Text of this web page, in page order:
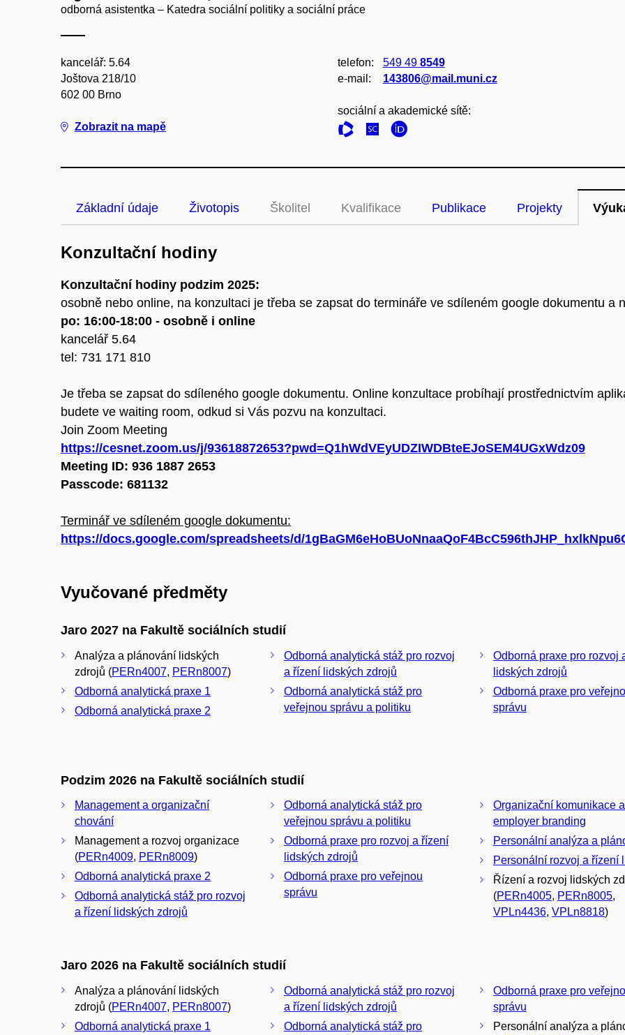
odborná asistentka – Katedra sociální politiky a sociální práce
kancelář: 5.64
Joštova 218/10
602 00 Brno
Zobrazit na mapě
telefon: 549 49 8549
e‑mail:
143806@mail.muni.cz
sociální a akademické sítě:
Základní údaje Životopis Školitel Kvalifikace Publikace Projekty
Konzultační hodiny
Konzultační hodiny podzim 2025:
osobně nebo online, na konzultaci je třeba se zapsat do termináře ve sdíleném google dokumentu a
po: 16:00-18:00 - osobně i online
kancelář 5.64
tel: 731 171 810
Je třeba se zapsat do sdíleného google dokumentu. Online konzultace probíhají prostřednictvím
budete ve waiting room, odkud si Vás pozvu na konzultaci.
Join Zoom Meeting
https://cesnet.zoom.us/j/93618872653?pwd=Q1hWdVEyUDZIWDBteEJoSEM4UGxWdz09
Meeting ID: 936 1887 2653
Passcode: 681132
Terminář ve sdíleném google dokumentu:
https://docs.google.com/spreadsheets/d/
Vyučované předměty
Jaro 2027 na Fakultě sociálních studií
Analýza a plánování lidských
zdrojů (PERn4007, PERn8007)
Odborná analytická praxe 1
Odborná analytická praxe 2
Odborná analytická stáž pro rozvoj
a řízení lidských zdrojů
Odborná analytická stáž pro
veřejnou správu a politiku
Odborná praxe pro rozvoj
lidských zdrojů
Odborná praxe pro
správu
Podzim 2026 na Fakultě sociálních studií
Management a organizační
chování
Management a rozvoj organizace
(PERn4009, PERn8009)
Odborná analytická praxe 2
Odborná analytická stáž pro rozvoj
a řízení lidských zdrojů
Odborná analytická stáž pro
veřejnou správu a politiku
Odborná praxe pro rozvoj a řízení
lidských zdrojů
Odborná praxe pro veřejnou
správu
Organizační komunikace a
employer branding
Personální analýza a
Personální rozvoj a řízení
Řízení a rozvoj lidských
(PERn4005, PERn8005,
VPLn4436, VPLn8818)
Jaro 2026 na Fakultě sociálních studií
Analýza a plánování lidských
zdrojů (PERn4007, PERn8007)
Odborná analytická praxe 1
Odborná analytická stáž pro rozvoj
a řízení lidských zdrojů
Odborná analytická stáž pro
Odborná praxe pro
správu
Personální analýza a